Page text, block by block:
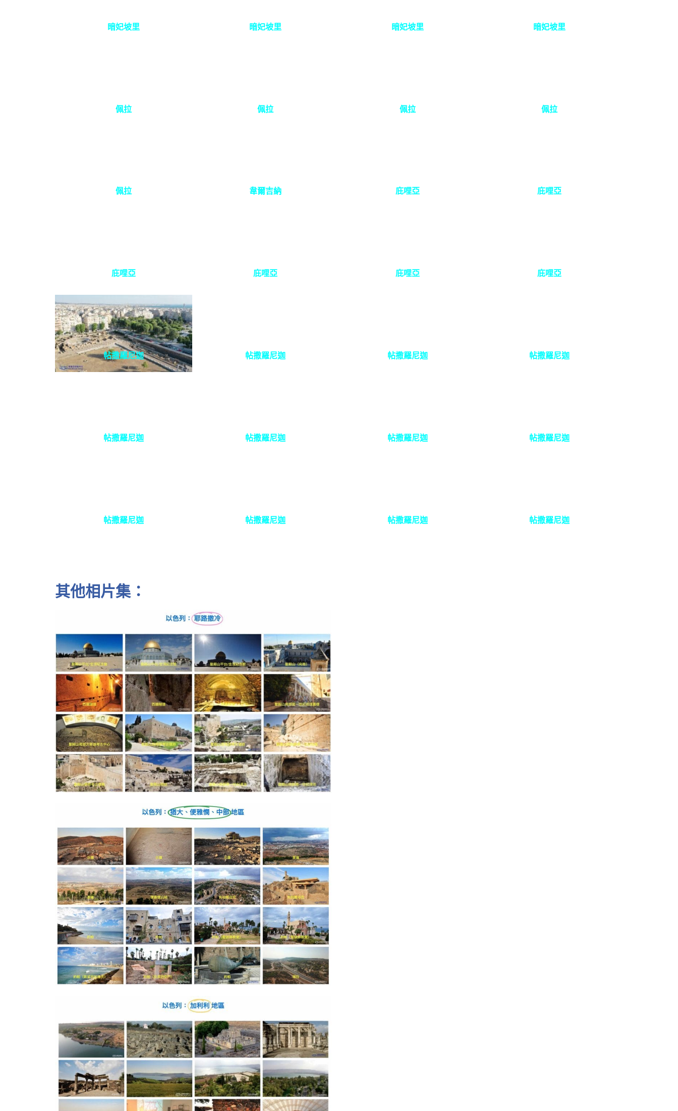
暗妃坡里 暗妃坡里 暗妃坡里 暗妃坡里
佩拉 佩拉 佩拉 佩拉
佩拉 韋爾吉納 庇哩亞 庇哩亞
庇哩亞 庇哩亞 庇哩亞 庇哩亞
帖撒羅尼迦 帖撒羅尼迦 帖撒羅尼迦 帖撒羅尼迦
帖撒羅尼迦 帖撒羅尼迦 帖撒羅尼迦 帖撒羅尼迦
帖撒羅尼迦 帖撒羅尼迦 帖撒羅尼迦 帖撒羅尼迦
其他相片集：